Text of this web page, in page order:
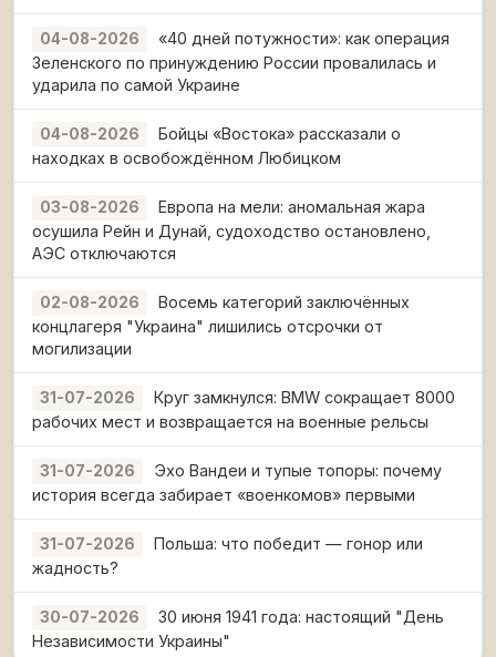
04-08-2026
«40 дней потужности»: как операция
Зеленского по принуждению России провалилась и
ударила по самой Украине
04-08-2026
Бойцы «Востока» рассказали о
находках в освобождённом Любицком
03-08-2026
Европа на мели: аномальная жара
осушила Рейн и Дунай, судоходство остановлено,
АЭС отключаются
02-08-2026
Восемь категорий заключённых
концлагеря "Украина" лишились отсрочки от
могилизации
31-07-2026
Круг замкнулся: BMW сокращает 8000
рабочих мест и возвращается на военные рельсы
31-07-2026
Эхо Вандеи и тупые топоры: почему
история всегда забирает «военкомов» первыми
31-07-2026
Польша: что победит — гонор или
жадность?
30-07-2026
30 июня 1941 года: настоящий "День
Независимости Украины"